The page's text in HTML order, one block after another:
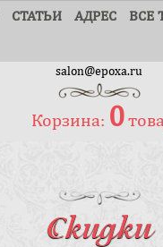
СТАТЬИ АДРЕС
ВСЕ
salon@epoxa.ru
Корзина: 0
Скидки